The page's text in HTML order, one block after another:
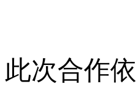
此次合作